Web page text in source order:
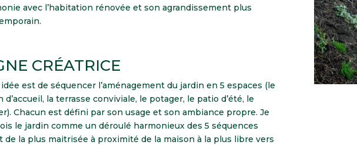
avec l’habitation rénovée et son agrandissement plus
CRÉATRICE
est de séquencer l’aménagement du jardin en 5 espaces (le
d’accueil, la terrasse conviviale, le potager, le patio d’été, le
Chacun est défini par son usage et son ambiance propre. Je
le jardin comme un déroulé harmonieux des 5 séquences
de la plus maitrisée à proximité de la maison à la plus libre vers